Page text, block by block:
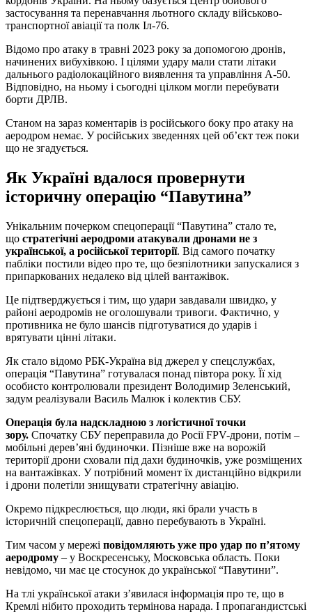
застосування та перенавчання льотного складу військово-
транспортної авіації та полк Іл-76.
Відомо про атаку в травні 2023 року за допомогою дронів,
начинених вибухівкою. І цілями удару мали стати літаки
дальнього радіолокаційного виявлення та управління А-50.
Відповідно, на ньому і сьогодні цілком могли перебувати
борти ДРЛВ.
Станом на зараз коментарів із російського боку про атаку на
аеродром немає. У російських зведеннях цей об’єкт теж поки
що не згадується.
Як Україні вдалося провернути
історичну операцію “Павутина”
Унікальним почерком спецоперації “Павутина” стало те,
що стратегічні аеродроми атакували дронами не з
української, а російської території. Від самого початку
пабліки постили відео про те, що безпілотники запускалися з
припаркованих недалеко від цілей вантажівок.
Це підтверджується і тим, що удари завдавали швидко, у
районі аеродромів не оголошували тривоги. Фактично, у
противника не було шансів підготуватися до ударів і
врятувати цінні літаки.
Як стало відомо РБК-Україна від джерел у спецслужбах,
операція “Павутина” готувалася понад півтора року. Її хід
особисто контролювали президент Володимир Зеленський,
задум реалізували Василь Малюк і колектив СБУ.
Операція була надскладною з логістичної точки
зору. Спочатку СБУ переправила до Росії FPV-дрони, потім –
мобільні дерев’яні будиночки. Пізніше вже на ворожій
території дрони сховали під дахи будиночків, уже розміщених
на вантажівках. У потрібний момент їх дистанційно відкрили
і дрони полетіли знищувати стратегічну авіацію.
Окремо підкреслюється, що люди, які брали участь в
історичній спецоперації, давно перебувають в Україні.
Тим часом у мережі повідомляють уже про удар по п’ятому
аеродрому – у Воскресенську, Московська область. Поки
невідомо, чи має це стосунок до української “Павутини”.
На тлі української атаки з’явилася інформація про те, що в
Кремлі нібито проходить термінова нарада. І пропагандистські